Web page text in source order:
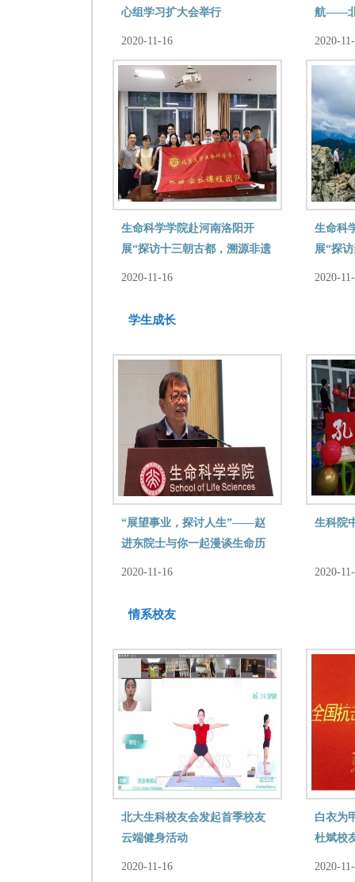
心组学习扩大会举行
2020-11-16
航——北
2020-
生命科学学院赴河南洛阳开
展“探访十三朝古都，溯源非遗
2020-11-16
生命科
展“探
2020-
学生成长
“展望事业，探讨人生”——赵
进东院士与你一起漫谈生命历
2020-11-16
生科院
2020-
情系校友
北大生科校友会发起首季校友
云端健身活动
2020-11-16
白衣为
杜斌校
2020-